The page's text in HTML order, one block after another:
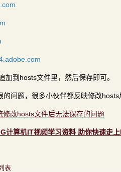
加到hosts文件里，然后保存即可。
的问题，很多小伙伴都反映修改
改hosts文件后无法保存的问题
计算机IT视频学习资料 助你快速走
表